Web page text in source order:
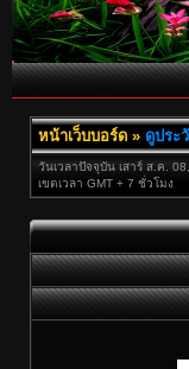
หน้าเว็บบอร์ด » ดูประ
วันเวลาปัจจุบัน เสาร์ ส.ค.
เขตเวลา GMT + 7 ชั่วโมง